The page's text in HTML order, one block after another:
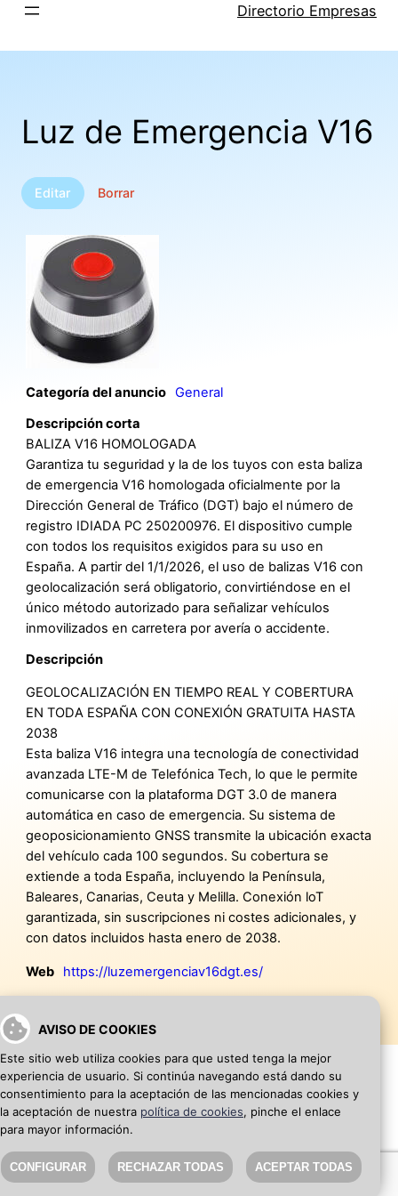
AVISO DE COOKIES
Este sitio web utiliza cookies para que usted tenga la mejor
experiencia de usuario. Si continúa navegando está dando su
consentimiento para la aceptación de las mencionadas cookies y
la aceptación de nuestra política de cookies, pinche el enlace
para mayor información.
CONFIGURAR RECHAZAR TODAS ACEPTAR TODAS
Saltar
Directorio Empresas
Luz de Emergencia V16
Editar Borrar
Categoría del anuncio General
Descripción corta
BALIZA V16 HOMOLOGADA
Garantiza tu seguridad y la de los tuyos con esta baliza
de emergencia V16 homologada oficialmente por la
Dirección General de Tráfico (DGT) bajo el número de
registro IDIADA PC 250200976. El dispositivo cumple
con todos los requisitos exigidos para su uso en
España. A partir del 1/1/2026, el uso de balizas V16 con
geolocalización será obligatorio, convirtiéndose en el
único método autorizado para señalizar vehículos
inmovilizados en carretera por avería o accidente.
Descripción
GEOLOCALIZACIÓN EN TIEMPO REAL Y COBERTURA
EN TODA ESPAÑA CON CONEXIÓN GRATUITA HASTA
2038
Esta baliza V16 integra una tecnología de conectividad
avanzada LTE-M de Telefónica Tech, lo que le permite
comunicarse con la plataforma DGT 3.0 de manera
automática en caso de emergencia. Su sistema de
geoposicionamiento GNSS transmite la ubicación exacta
del vehículo cada 100 segundos. Su cobertura se
extiende a toda España, incluyendo la Península,
Baleares, Canarias, Ceuta y Melilla. Conexión loT
garantizada, sin suscripciones ni costes adicionales, y
con datos incluidos hasta enero de 2038.
Web https://luzemergenciav16dgt.es/
VOLVER A INICIO AÑADIR WEB DE EMPRESA
SEO Blog· Aviso Legal·Política de privacidad